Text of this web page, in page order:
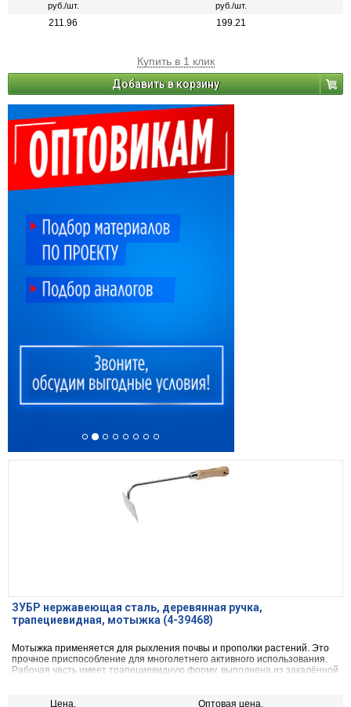
руб./шт. руб./шт.
211.96 199.21
Купить в 1 клик
Добавить в корзину
ЗУБР нержавеющая сталь, деревянная ручка,
трапециевидная, мотыжка (4-39468)
Мотыжка применяется для рыхления почвы и прополки растений. Это
прочное приспособление для многолетнего активного использования.
Рабочая часть имеет трапециевидную форму, выполнена из закалённой
Цена, Оптовая цена,